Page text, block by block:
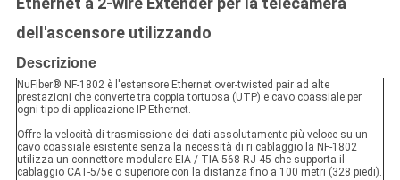
dell'ascensore utilizzando
Descrizione
NuFiber® NF-1802 è l'estensore Ethernet over-twisted pair ad alte
prestazioni che converte tra coppia tortuosa (UTP) e cavo coassiale per
ogni tipo di applicazione IP Ethernet.
Offre la velocità di trasmissione dei dati assolutamente più veloce su un
cavo coassiale esistente senza la necessità di ri cablaggio.la NF-1802
utilizza un connettore modulare EIA / TIA 568 RJ-45 che supporta il
cablaggio CAT-5/5e o superiore con la distanza fino a 100 metri (328 piedi).